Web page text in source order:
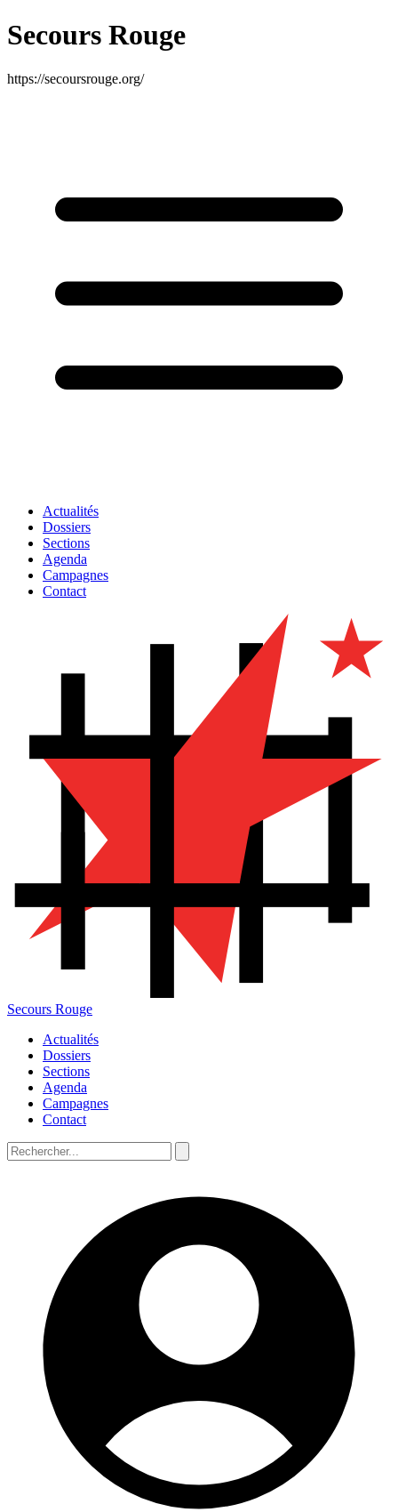
Secours Rouge
https://secoursrouge.org/
Actualités
Dossiers
Sections
Agenda
Campagnes
Contact
Secours Rouge
Actualités
Dossiers
Sections
Agenda
Campagnes
Contact